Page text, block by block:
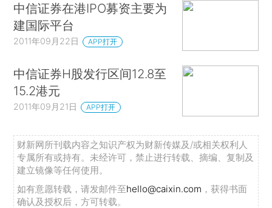
中信证券在港IPO募资主要为
建国际平台
2011年09月22日 APP打开
中信证券H股发行区间12.8至
15.2港元
2011年09月21日 APP打开
财新网所刊载内容之知识产权为财新传媒及/或相关权利人
专属所有或持有。未经许可，禁止进行转载、摘编、复制及
建立镜像等任何使用。
如有意愿转载，请发邮件至hello@caixin.com ，获得书面
确认及授权后，方可转载。